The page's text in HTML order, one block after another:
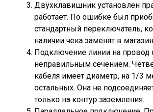
Двухклавишник установлен
работает. По ошибке был
стандартный переключатель,
наличии чека заменят в
Подключение линии на провод
неправильным сечением.
кабеля имеет диаметр, на 1/3
остальных. Она не
только на контур заземления.